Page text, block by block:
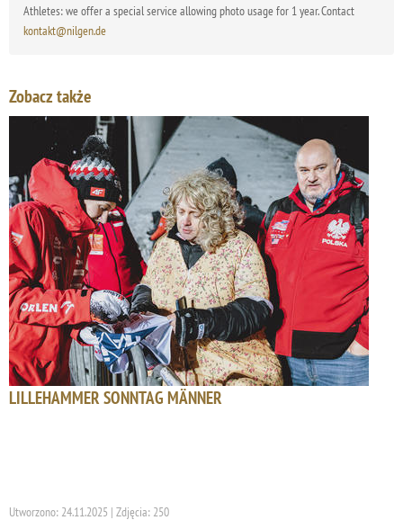
Athletes: we offer a special service allowing photo usage for 1 year. Contact
kontakt@nilgen.de
Zobacz także
LILLEHAMMER SONNTAG MÄNNER
Utworzono: 24.11.2025 | Zdjęcia: 250